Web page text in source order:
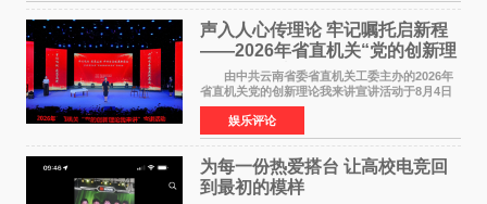
声入人心传理论 牢记嘱托启新程
——2026年省直机关“党的创新理
论我来讲”宣讲活动圆满落幕
由中共云南省委省直机关工委主办的2026年
省直机关党的创新理论我来讲宣讲活动于8月4日
至5日在昆明举办。活动以 "牢记嘱托 感恩奋进
开创云南发展新局面 "为主题，坚持以新时代中国
特色社会主义
娱乐评论
为每一份热爱搭台 让高校电竞回
到最初的模样